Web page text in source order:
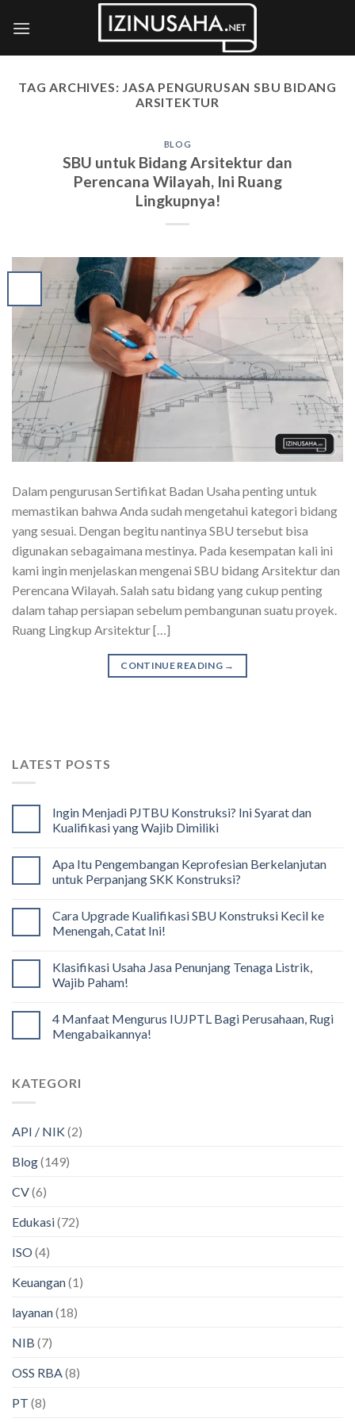
TAG ARCHIVES: JASA PENGURUSAN SBU BIDANG
ARSITEKTUR
BLOG
SBU untuk Bidang Arsitektur dan
Perencana Wilayah, Ini Ruang
Lingkupnya!
Dalam pengurusan Sertifikat Badan Usaha penting untuk
memastikan bahwa Anda sudah mengetahui kategori bidang
yang sesuai. Dengan begitu nantinya SBU tersebut bisa
digunakan sebagaimana mestinya. Pada kesempatan kali ini
kami ingin menjelaskan mengenai SBU bidang Arsitektur dan
Perencana Wilayah. Salah satu bidang yang cukup penting
dalam tahap persiapan sebelum pembangunan suatu proyek.
Ruang Lingkup Arsitektur […]
CONTINUE READING →
LATEST POSTS
Ingin Menjadi PJTBU Konstruksi? Ini Syarat dan
Kualifikasi yang Wajib Dimiliki
Apa Itu Pengembangan Keprofesian Berkelanjutan
untuk Perpanjang SKK Konstruksi?
Cara Upgrade Kualifikasi SBU Konstruksi Kecil ke
Menengah, Catat Ini!
Klasifikasi Usaha Jasa Penunjang Tenaga Listrik,
Wajib Paham!
4 Manfaat Mengurus IUJPTL Bagi Perusahaan, Rugi
Mengabaikannya!
KATEGORI
API / NIK(2)
Blog(149)
CV(6)
Edukasi(72)
ISO(4)
Keuangan(1)
layanan(18)
NIB (7)
OSS RBA (8)
PT (8)